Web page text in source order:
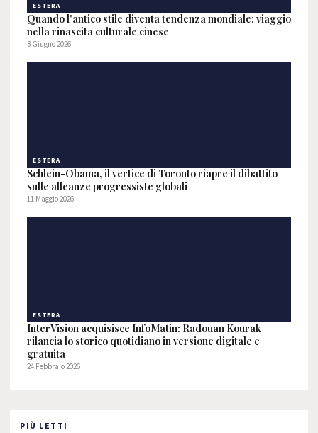
ESTERA
Quando l'antico stile diventa tendenza mondiale: viaggio
nella rinascita culturale cinese
3 Giugno 2026
ESTERA
Schlein-Obama, il vertice di Toronto riapre il dibattito
sulle alleanze progressiste globali
11 Maggio 2026
ESTERA
InterVision acquisisce InfoMatin: Radouan Kourak
rilancia lo storico quotidiano in versione digitale e
gratuita
24 Febbraio 2026
PIÙ LETTI